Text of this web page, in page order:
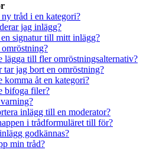
tråd i en kategori?
jag inlägg?
signatur till mitt inlägg?
lägga till fler omröstningsalternativ?
tar jag bort en omröstning?
komma åt en kategori?
bifoga filer?
inlägg till en moderator?
i trådformuläret till för?
godkännas?
min tråd?